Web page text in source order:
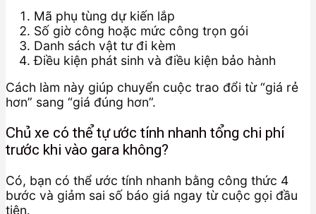
Mã phụ tùng dự kiến lắp
Số giờ công hoặc mức công trọn gói
Danh sách vật tư đi kèm
Điều kiện phát sinh và điều kiện bảo hành
Cách làm này giúp chuyển cuộc trao đổi từ “giá rẻ
hơn” sang “giá đúng hơn”.
Chủ xe có thể tự ước tính nhanh tổng chi phí
trước khi vào gara không?
Có, bạn có thể ước tính nhanh bằng công thức 4
bước và giảm sai số báo giá ngay từ cuộc gọi đầu
tiên.